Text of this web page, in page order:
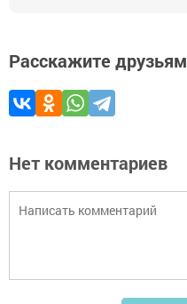
Расскажите друзьям
Нет комментариев